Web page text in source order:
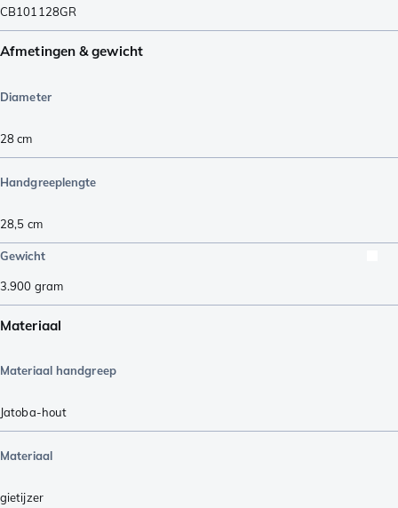
CB101128GR
Afmetingen & gewicht
Diameter
28 cm
Handgreeplengte
28,5 cm
Gewicht
3.900 gram
Materiaal
Materiaal handgreep
Jatoba-hout
Materiaal
gietijzer